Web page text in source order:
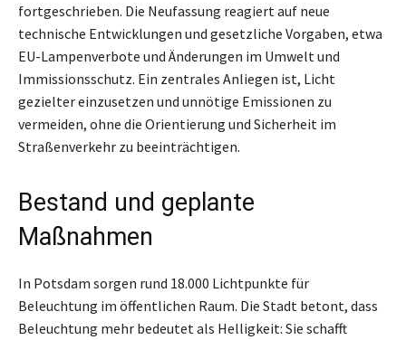
fortgeschrieben. Die Neufassung reagiert auf neue
technische Entwicklungen und gesetzliche Vorgaben, etwa
EU-Lampenverbote und Änderungen im Umwelt und
Immissionsschutz. Ein zentrales Anliegen ist, Licht
gezielter einzusetzen und unnötige Emissionen zu
vermeiden, ohne die Orientierung und Sicherheit im
Straßenverkehr zu beeinträchtigen.
Bestand und geplante
Maßnahmen
In Potsdam sorgen rund 18.000 Lichtpunkte für
Beleuchtung im öffentlichen Raum. Die Stadt betont, dass
Beleuchtung mehr bedeutet als Helligkeit: Sie schafft